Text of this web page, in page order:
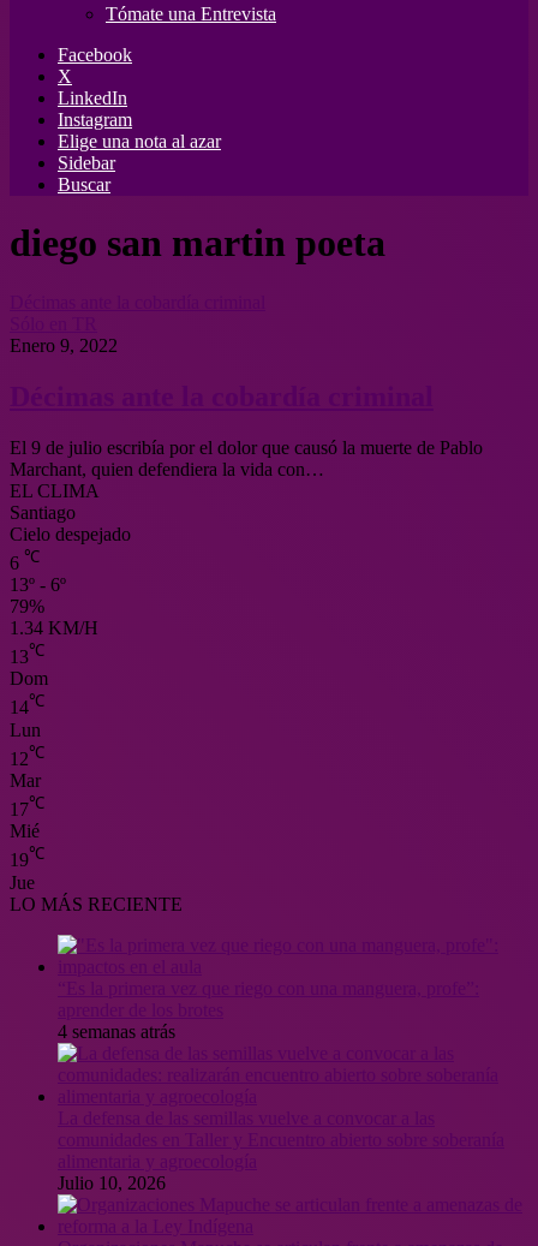
Tómate una Entrevista
Facebook
X
LinkedIn
Instagram
Elige una nota al azar
Sidebar
Buscar
diego san martin poeta
Enero 9, 2022
El 9 de julio escribía por el dolor que causó la muerte de Pablo
Marchant, quien defendiera la vida con…
EL CLIMA
Santiago
Cielo despejado
6 ℃
13º - 6º
79%
1.34 KM/H
13℃
Dom
14℃
Lun
12℃
Mar
17℃
Mié
19℃
Jue
LO MÁS RECIENTE
4 semanas atrás
Julio 10, 2026